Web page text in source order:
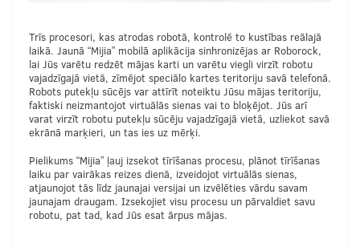
Trīs procesori, kas atrodas robotā, kontrolē to kustības reālajā
laikā. Jaunā “Mijia” mobilā aplikācija sinhronizējas ar Roborock,
lai Jūs varētu redzēt mājas karti un varētu viegli virzīt robotu
vajadzīgajā vietā, zīmējot speciālo kartes teritoriju savā telefonā.
Robots putekļu sūcējs var attīrīt noteiktu Jūsu mājas teritoriju,
faktiski neizmantojot virtuālās sienas vai to bloķējot. Jūs arī
varat virzīt robotu putekļu sūcēju vajadzīgajā vietā, uzliekot savā
ekrānā marķieri, un tas ies uz mērķi.
Pielikums “Mijia” ļauj izsekot tīrīšanas procesu, plānot tīrīšanas
laiku par vairākas reizes dienā, izveidojot virtuālās sienas,
atjaunojot tās līdz jaunajai versijai un izvēlēties vārdu savam
jaunajam draugam. Izsekojiet visu procesu un pārvaldiet savu
robotu, pat tad, kad Jūs esat ārpus mājas.